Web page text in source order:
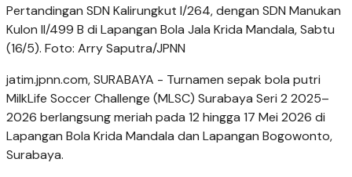
Pertandingan SDN Kalirungkut I/264, dengan SDN Manukan
Kulon II/499 B di Lapangan Bola Jala Krida Mandala, Sabtu
(16/5). Foto: Arry Saputra/JPNN
jatim.jpnn.com, SURABAYA - Turnamen sepak bola putri
MilkLife Soccer Challenge (MLSC) Surabaya Seri 2 2025–
2026 berlangsung meriah pada 12 hingga 17 Mei 2026 di
Lapangan Bola Krida Mandala dan Lapangan Bogowonto,
Surabaya.